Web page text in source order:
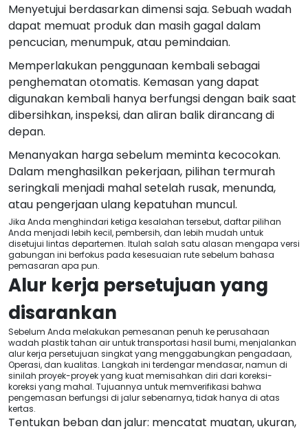
Menyetujui berdasarkan dimensi saja. Sebuah wadah
dapat memuat produk dan masih gagal dalam
pencucian, menumpuk, atau pemindaian.
Memperlakukan penggunaan kembali sebagai
penghematan otomatis. Kemasan yang dapat
digunakan kembali hanya berfungsi dengan baik saat
dibersihkan, inspeksi, dan aliran balik dirancang di
depan.
Menanyakan harga sebelum meminta kecocokan.
Dalam menghasilkan pekerjaan, pilihan termurah
seringkali menjadi mahal setelah rusak, menunda,
atau pengerjaan ulang kepatuhan muncul.
Jika Anda menghindari ketiga kesalahan tersebut, daftar pilihan
Anda menjadi lebih kecil, pembersih, dan lebih mudah untuk
disetujui lintas departemen. Itulah salah satu alasan mengapa versi
gabungan ini berfokus pada kesesuaian rute sebelum bahasa
pemasaran apa pun.
Alur kerja persetujuan yang
disarankan
Sebelum Anda melakukan pemesanan penuh ke perusahaan
wadah plastik tahan air untuk transportasi hasil bumi, menjalankan
alur kerja persetujuan singkat yang menggabungkan pengadaan,
Operasi, dan kualitas. Langkah ini terdengar mendasar, namun di
sinilah proyek-proyek yang kuat memisahkan diri dari koreksi-
koreksi yang mahal. Tujuannya untuk memverifikasi bahwa
pengemasan berfungsi di jalur sebenarnya, tidak hanya di atas
kertas.
Tentukan beban dan jalur: mencatat muatan, ukuran,